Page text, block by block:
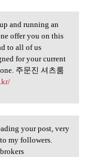
and running an
offer you on this
to all of us
for your current
주문진 셔츠룸
your post, very
my followers.